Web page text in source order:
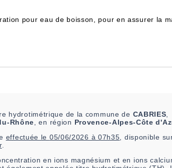
pour eau de boisson, pour en assurer la
hydrotimétrique de la commune de CABRIES,
Rhône, en région Provence-Alpes-Côte
effectuée le 05/06/2026 à 07h35, disponible
.
en ions magnésium et en ions